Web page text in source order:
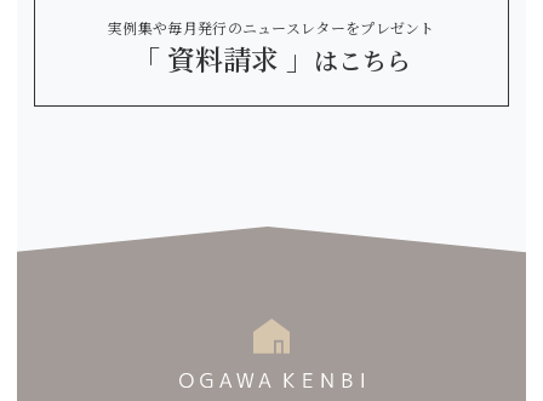
実例集や毎月発行のニュースレターをプレゼント
「 資料請求 」 はこちら